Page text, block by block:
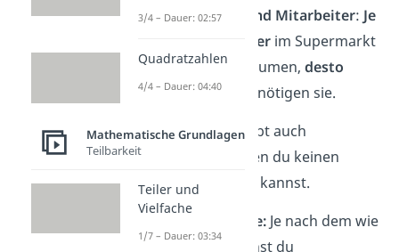
Arbeitsdauer und Mitarbeiter: Je
mehr Mitarbeiterim Supermarkt
die Regale einräumen, desto
weniger Zeit
benötigen sie.
Kein Dreisatz:Es gibt auch
Situationen, in denen du keinen
Dreisatz anwenden kannst.
Alter und Größe:Je nach dem wie
alt du bist, wächst du
3/4 – Dauer: 02:57
Quadratzahlen
4/4 – Dauer: 04:40
Mathematische Grundlagen
Teilbarkeit
Teiler und
Vielfache
1/7 – Dauer: 03:34